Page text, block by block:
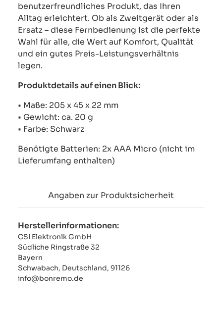
benutzerfreundliches Produkt, das Ihren
Alltag erleichtert. Ob als Zweitgerät oder als
Ersatz – diese Fernbedienung ist die perfekte
Wahl für alle, die Wert auf Komfort, Qualität
und ein gutes Preis-Leistungsverhältnis
legen.
Produktdetails auf einen Blick:
• Maße: 205 x 45 x 22 mm
• Gewicht: ca. 20 g
• Farbe: Schwarz
Benötigte Batterien: 2x AAA Micro (nicht im
Lieferumfang enthalten)
Angaben zur Produktsicherheit
Herstellerinformationen:
CSI Elektronik GmbH
Südliche Ringstraße 32
Bayern
Schwabach, Deutschland, 91126
info@bonremo.de